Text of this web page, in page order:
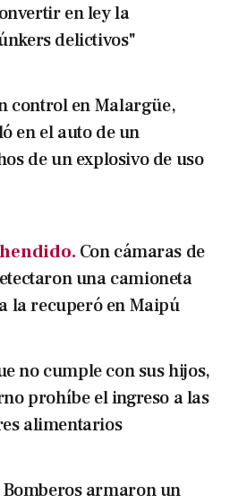
en ley la
delictivos"
control en Malargüe,
en el auto de un
de un explosivo de uso
Con cámaras de
una camioneta
la recuperó en Maipú
no cumple con sus hijos,
prohíbe el ingreso a las
alimentarios
Bomberos armaron un